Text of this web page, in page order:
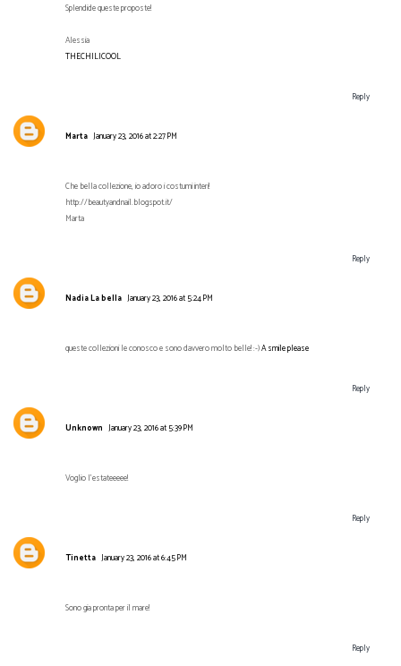
Splendide queste proposte!
Alessia
THECHILICOOL
Reply
Marta January 23, 2016 at 2:27 PM
Che bella collezione, io adoro i costumi interi!
http://beautyandnail.blogspot.it/
Marta
Reply
Nadia La bella January 23, 2016 at 5:24 PM
queste collezioni le conosco e sono davvero molto belle! :-)A smile please
Reply
Unknown January 23, 2016 at 5:39 PM
Voglio l'estateeeee!
Reply
Tinetta January 23, 2016 at 6:45 PM
Sono gia pronta per il mare!
Reply